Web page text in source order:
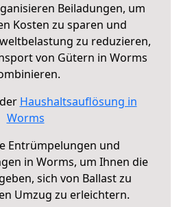
Beiladungen, um
Kosten zu sparen und
zu reduzieren,
von Gütern in Worms
Haushaltsauflösung in
Worms
Entrümpelungen und
in Worms, um Ihnen die
sich von Ballast zu
Umzug zu erleichtern.